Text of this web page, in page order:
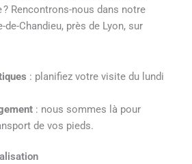
Rencontrons-nous dans notre
Chandieu, près de Lyon, sur
: planifiez votre visite du lundi
: nous sommes là pour
de vos pieds.